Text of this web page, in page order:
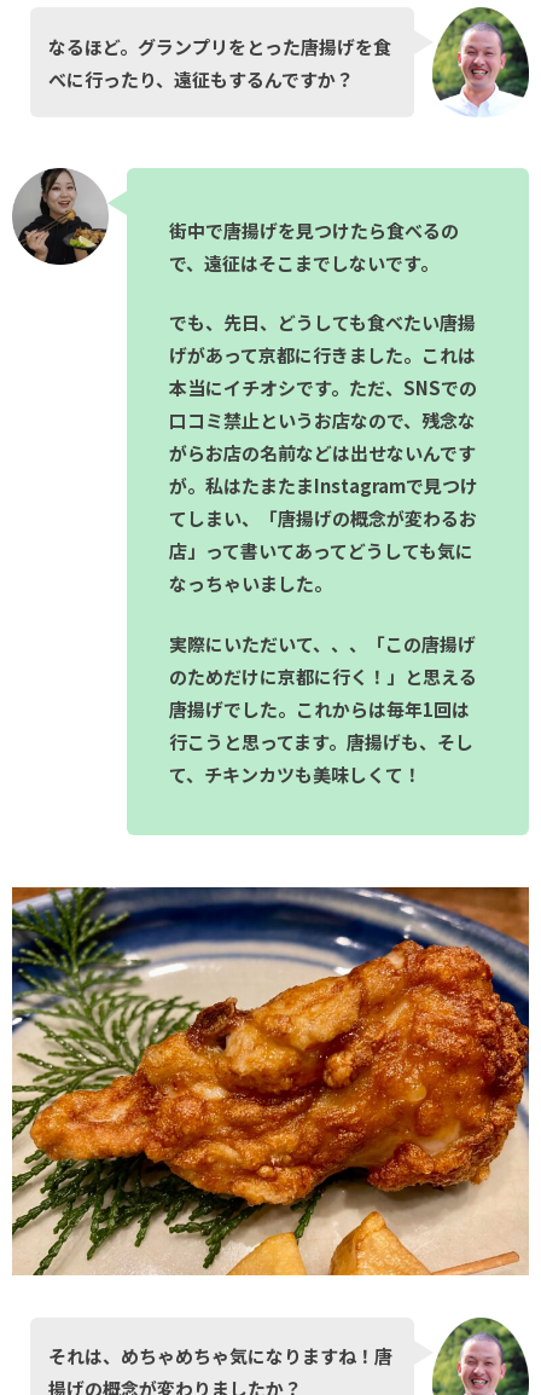
なるほど。グランプリをとった唐揚げを食
べに行ったり、遠征もするんですか？
街中で唐揚げを見つけたら食べるの
で、遠征はそこまでしないです。
でも、先日、どうしても食べたい唐揚
げがあって京都に行きました。これは
本当にイチオシです。ただ、SNSでの
口コミ禁止というお店なので、残念な
がらお店の名前などは出せないんです
が。私はたまたまInstagramで見つけ
てしまい、「唐揚げの概念が変わるお
店」って書いてあってどうしても気に
なっちゃいました。
実際にいただいて、、、「この唐揚げ
のためだけに京都に行く！」と思える
唐揚げでした。これからは毎年1回は
行こうと思ってます。唐揚げも、そし
て、チキンカツも美味しくて！
それは、めちゃめちゃ気になりますね！唐
揚げの概念が変わりましたか？